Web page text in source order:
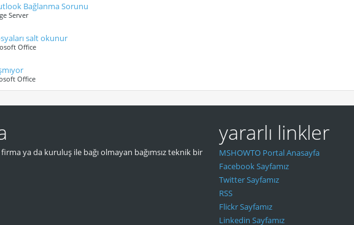
Bağlanma Sorunu
Server
salt okunur
Office
Office
ya da kuruluş ile bağı olmayan bağımsız teknik bir
yararlı linkler
MSHOWTO Portal Anasayfa
Facebook Sayfamız
Twitter Sayfamız
RSS
Flickr Sayfamız
Linkedin Sayfamız